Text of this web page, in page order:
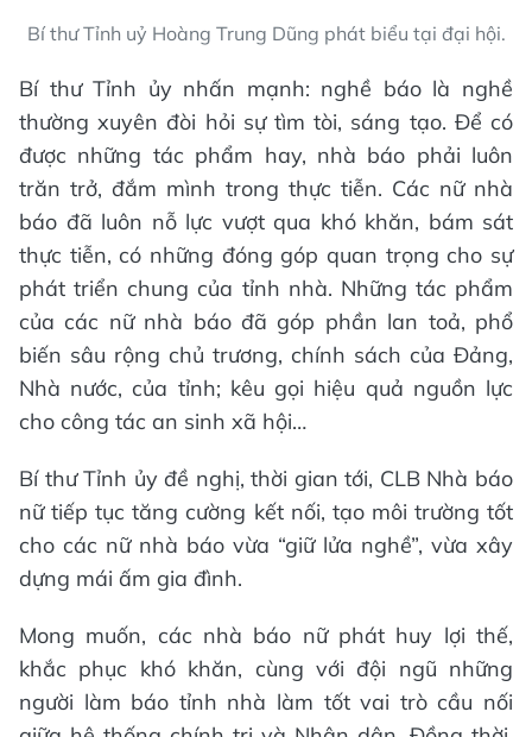
Bí thư Tỉnh uỷ Hoàng Trung Dũng phát biểu tại đại hội.
Bí thư Tỉnh ủy nhấn mạnh: nghề báo là nghề
thường xuyên đòi hỏi sự tìm tòi, sáng tạo. Để có
được những tác phẩm hay, nhà báo phải luôn
trăn trở, đắm mình trong thực tiễn. Các nữ nhà
báo đã luôn nỗ lực vượt qua khó khăn, bám sát
thực tiễn, có những đóng góp quan trọng cho sự
phát triển chung của tỉnh nhà. Những tác phẩm
của các nữ nhà báo đã góp phần lan toả, phổ
biến sâu rộng chủ trương, chính sách của Đảng,
Nhà nước, của tỉnh; kêu gọi hiệu quả nguồn lực
cho công tác an sinh xã hội…
Bí thư Tỉnh ủy đề nghị, thời gian tới, CLB Nhà báo
nữ tiếp tục tăng cường kết nối, tạo môi trường tốt
cho các nữ nhà báo vừa “giữ lửa nghề”, vừa xây
dựng mái ấm gia đình.
Mong muốn, các nhà báo nữ phát huy lợi thế,
khắc phục khó khăn, cùng với đội ngũ những
người làm báo tỉnh nhà làm tốt vai trò cầu nối